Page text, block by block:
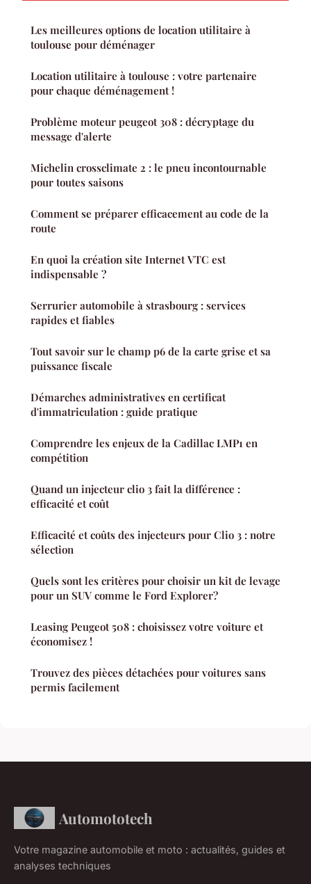
Les meilleures options de location utilitaire à
toulouse pour déménager
Location utilitaire à toulouse : votre partenaire
pour chaque déménagement !
Problème moteur peugeot 308 : décryptage du
message d'alerte
Michelin crossclimate 2 : le pneu incontournable
pour toutes saisons
Comment se préparer efficacement au code de la
route
En quoi la création site Internet VTC est
indispensable ?
Serrurier automobile à strasbourg : services
rapides et fiables
Tout savoir sur le champ p6 de la carte grise et sa
puissance fiscale
Démarches administratives en certificat
d'immatriculation : guide pratique
Comprendre les enjeux de la Cadillac LMP1 en
compétition
Quand un injecteur clio 3 fait la différence :
efficacité et coût
Efficacité et coûts des injecteurs pour Clio 3 : notre
sélection
Quels sont les critères pour choisir un kit de levage
pour un SUV comme le Ford Explorer?
Leasing Peugeot 508 : choisissez votre voiture et
économisez !
Trouvez des pièces détachées pour voitures sans
permis facilement
Automototech
Votre magazine automobile et moto : actualités, guides et
analyses techniques